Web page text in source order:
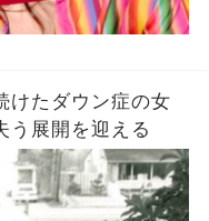
けたダウン症の女
う展開を迎える